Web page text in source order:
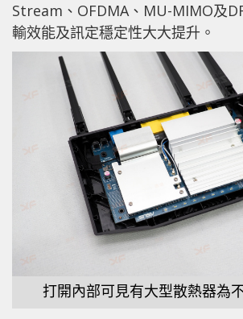
Stream、OFDMA、MU-MIMO及
輸效能及訊定穩定性大大提升。
打開內部可見有大型散熱器為